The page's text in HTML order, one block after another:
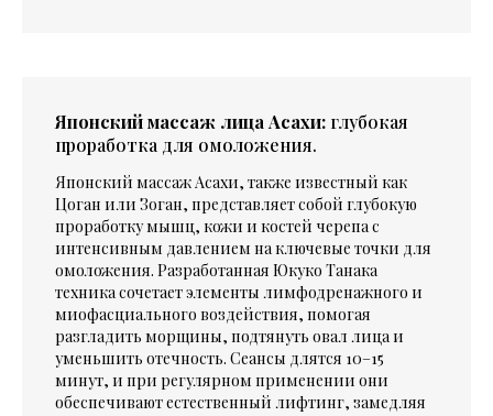
Японский массаж лица Асахи: глубокая
проработка для омоложения.
Японский массаж Асахи, также известный как
Цоган или Зоган, представляет собой глубокую
проработку мышц, кожи и костей черепа с
интенсивным давлением на ключевые точки для
омоложения. Разработанная Юкуко Танака
техника сочетает элементы лимфодренажного и
миофасциального воздействия, помогая
разгладить морщины, подтянуть овал лица и
уменьшить отечность. Сеансы длятся 10–15
минут, и при регулярном применении они
обеспечивают естественный лифтинг, замедляя